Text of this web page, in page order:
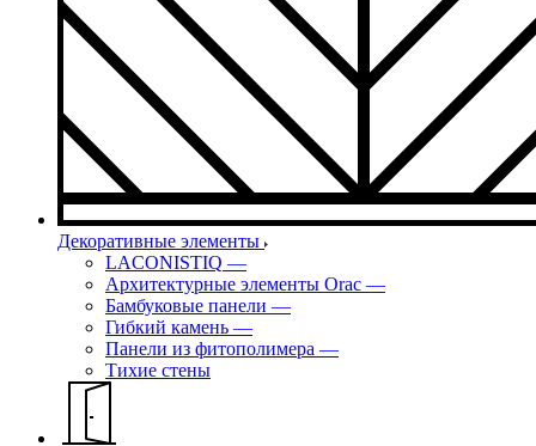
Декоративные элементы
LACONISTIQ —
Архитектурные элементы Orac —
Бамбуковые панели —
Гибкий камень —
Панели из фитополимера —
Тихие стены